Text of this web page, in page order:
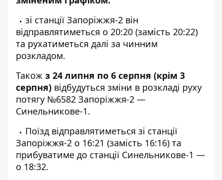
зі станції Запоріжжя-2 він
відправлятиметься о 20:20 (замість 20:22)
та рухатиметься далі за чинним
розкладом.
Також з 24 липня по 6 серпня (крім 3
серпня) відбудуться зміни в розкладі руху
потягу №6582 Запоріжжя-2 —
Синельникове-1.
Поїзд відправлятиметься зі станції
Запоріжжя-2 о 16:21 (замість 16:16) та
прибуватиме до станції Синельникове-1 —
о 18:32.